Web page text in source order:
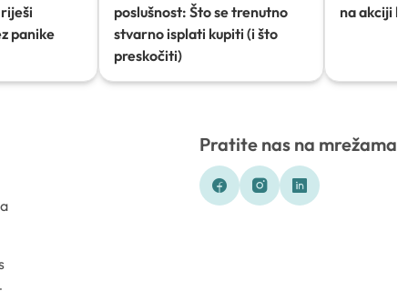
panike
poslušnost: Što se trenutno
stvarno isplati kupiti (i što
preskočiti)
na akciji
Pratite nas na mrežama